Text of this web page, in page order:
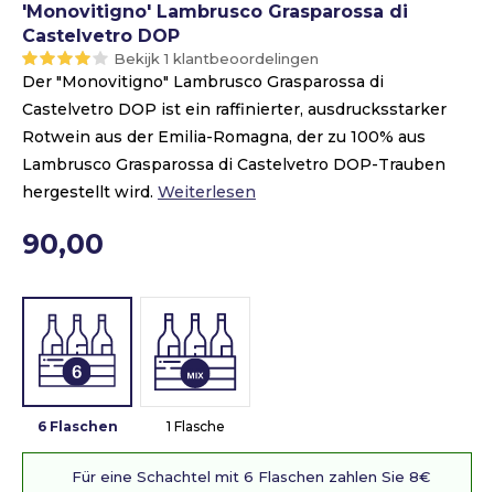
'Monovitigno' Lambrusco Grasparossa di
Castelvetro DOP
Bekijk 1 klantbeoordelingen
Der "Monovitigno" Lambrusco Grasparossa di
Castelvetro DOP ist ein raffinierter, ausdrucksstarker
Rotwein aus der Emilia-Romagna, der zu 100% aus
Lambrusco Grasparossa di Castelvetro DOP-Trauben
hergestellt wird. Weiterlesen
90,00
6 Flaschen 1 Flasche
Für eine Schachtel mit 6 Flaschen zahlen Sie 8€